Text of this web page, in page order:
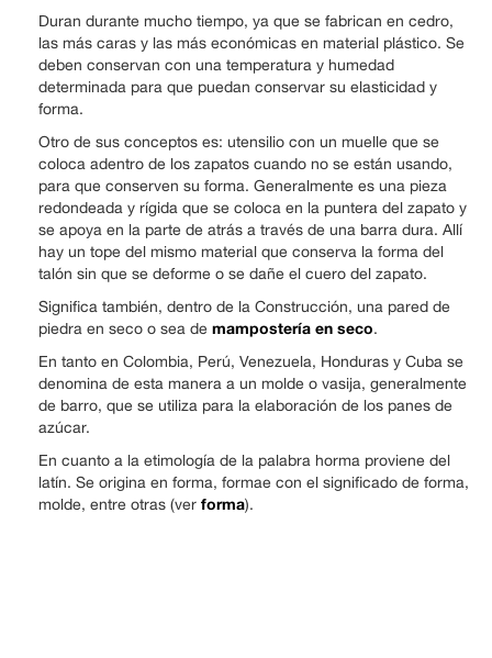
Duran durante mucho tiempo, ya que se fabrican en cedro,
las más caras y las más económicas en material plástico. Se
deben conservan con una temperatura y humedad
determinada para que puedan conservar su elasticidad y
forma.
Otro de sus conceptos es: utensilio con un muelle que se
coloca adentro de los zapatos cuando no se están usando,
para que conserven su forma. Generalmente es una pieza
redondeada y rígida que se coloca en la puntera del zapato y
se apoya en la parte de atrás a través de una barra dura. Allí
hay un tope del mismo material que conserva la forma del
talón sin que se deforme o se dañe el cuero del zapato.
Significa también, dentro de la Construcción, una pared de
piedra en seco o sea de mampostería en seco.
En tanto en Colombia, Perú, Venezuela, Honduras y Cuba se
denomina de esta manera a un molde o vasija, generalmente
de barro, que se utiliza para la elaboración de los panes de
azúcar.
En cuanto a la etimología de la palabra horma proviene del
latín. Se origina en forma, formae con el significado de forma,
molde, entre otras (ver forma).